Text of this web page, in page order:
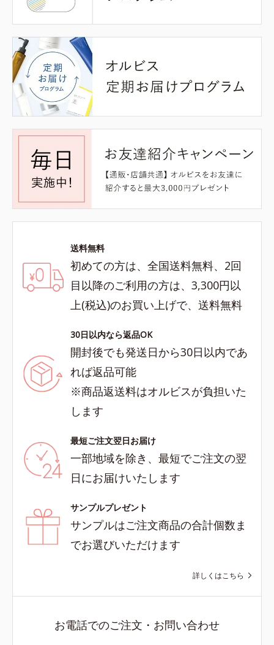
送料無料
初めての方は、全国送料無料、2回
目以降のご利用の方は、3,300円以
上(税込)のお買い上げで、送料無料
30日以内なら返品OK
開封後でも発送日から30日以内であ
れば返品可能
※商品返送料はオルビスが負担いた
します
最短ご注文翌日お届け
一部地域を除き、最短でご注文の翌
日にお届けいたします
サンプルプレゼント
サンプルはご注文商品の合計個数ま
でお選びいただけます
詳しくはこちら
お電話でのご注文・お問い合わせ